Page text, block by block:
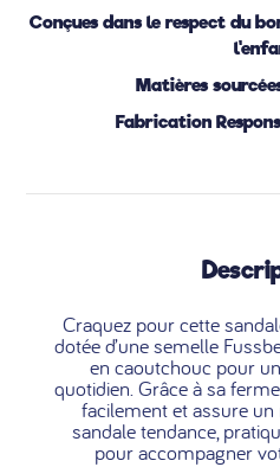
Conçues dans le respect du
Matières
Fabrication
Craquez pour cette
dotée d’une semelle
en caoutchouc pour
quotidien. Grâce à sa
facilement et assure
sandale tendance,
pour accompagner